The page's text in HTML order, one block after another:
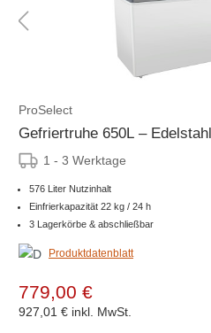
ProSelect
Gefriertruhe 650L –
1 - 3 Werktage
576 Liter Nutzinhalt
Einfrierkapazität 22 kg / 24 h
3 Lagerkörbe & abschließbar
Produktdatenblatt
779,00 €
927,01 € inkl. MwSt.